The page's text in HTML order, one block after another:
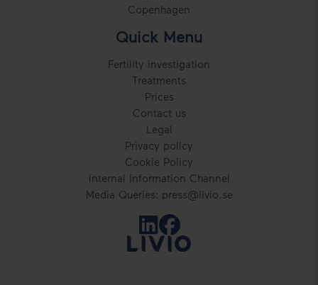
Copenhagen
Quick Menu
Fertility investigation
Treatments
Prices
Contact us
Legal
Privacy policy
Cookie Policy
Internal Information Channel
Media Queries: press@livio.se